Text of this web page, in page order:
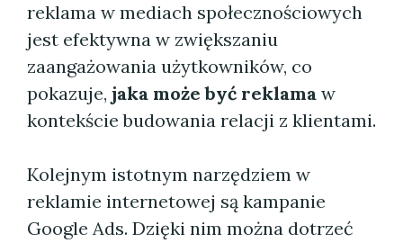
reklama w mediach społecznościowych
jest efektywna w zwiększaniu
zaangażowania użytkowników, co
pokazuje, jaka może być reklama w
kontekście budowania relacji z klientami.
Kolejnym istotnym narzędziem w
reklamie internetowej są kampanie
Google Ads. Dzięki nim można dotrzeć